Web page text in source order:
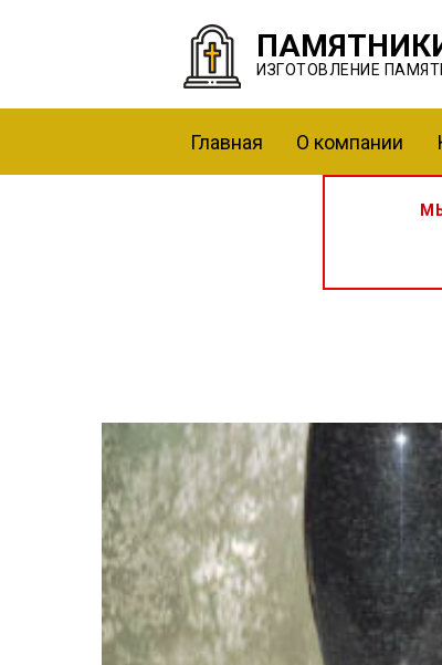
ИЗГОТОВЛЕНИЕ
Главная О компании